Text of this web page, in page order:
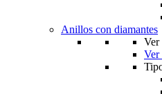
Anillos con diamantes
Ver
Ver